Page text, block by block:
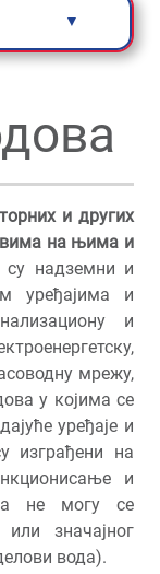
▼
и других
на њима и
надземни и
уређајима и
и
мрежу,
у којима се
уређаје и
изграђени на
и
а не могу се
значајног
вода).